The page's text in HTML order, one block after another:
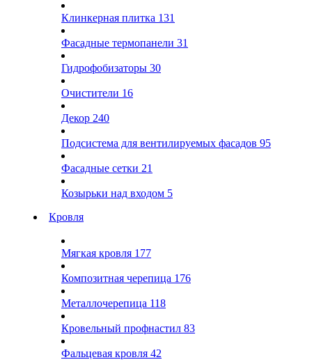
Клинкерная плитка 131
Фасадные термопанели 31
Гидрофобизаторы 30
Очистители 16
Декор 240
Подсистема для вентилируемых фасадов 95
Фасадные сетки 21
Козырьки над входом 5
Кровля
Мягкая кровля 177
Композитная черепица 176
Металлочерепица 118
Кровельный профнастил 83
Фальцевая кровля 42